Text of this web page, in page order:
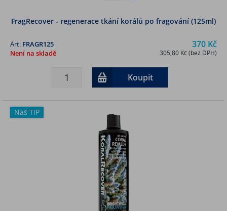
FragRecover - regenerace tkání korálů po fragování (125ml)
370 Kč
305,80 Kč (bez DPH)
Art: FRAGR125
Není na skladě
Koupit
Náš TIP